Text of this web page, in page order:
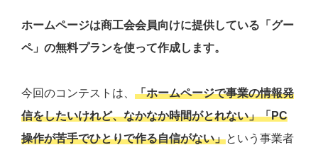
ホームページは商工会会員向けに提供している「グー
ペ」の無料プランを使って作成します。
今回のコンテストは、 「ホームページで事業の情報発
信をしたいけれど、なかなか時間がとれない」「PC
操作が苦手でひとりで作る自信がない」という事業者